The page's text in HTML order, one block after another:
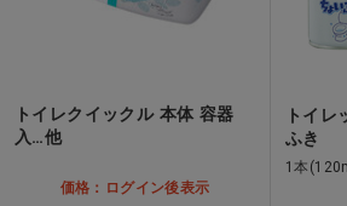
トイレクイックル 本体 容器
入…他
価格：ログイン後表示
トイレ
ふき
1本